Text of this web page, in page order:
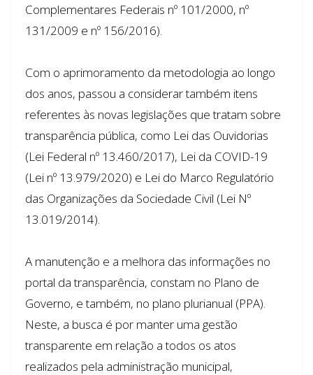
Complementares Federais nº 101/2000, nº
131/2009 e nº 156/2016).
Com o aprimoramento da metodologia ao longo
dos anos, passou a considerar também itens
referentes às novas legislações que tratam sobre
transparência pública, como Lei das Ouvidorias
(Lei Federal nº 13.460/2017), Lei da COVID-19
(Lei nº 13.979/2020) e Lei do Marco Regulatório
das Organizações da Sociedade Civil (Lei Nº
13.019/2014).
A manutenção e a melhora das informações no
portal da transparência, constam no Plano de
Governo, e também, no plano plurianual (PPA).
Neste, a busca é por manter uma gestão
transparente em relação a todos os atos
realizados pela administração municipal,